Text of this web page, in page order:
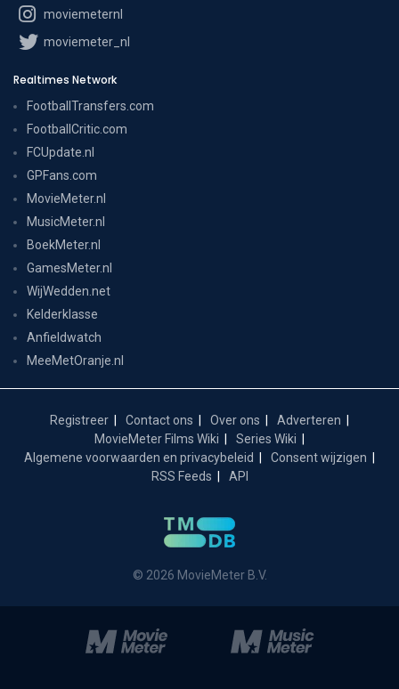
moviemeternl
moviemeter_nl
Realtimes Network
FootballTransfers.com
FootballCritic.com
FCUpdate.nl
GPFans.com
MovieMeter.nl
MusicMeter.nl
BoekMeter.nl
GamesMeter.nl
WijWedden.net
Kelderklasse
Anfieldwatch
MeeMetOranje.nl
Registreer Contact ons Over ons
Adverteren
MovieMeter Films Wiki
Series Wiki
Algemene voorwaarden en privacybeleid
Consent wijzigen
RSS Feeds
API
© 2026 MovieMeter B.V.